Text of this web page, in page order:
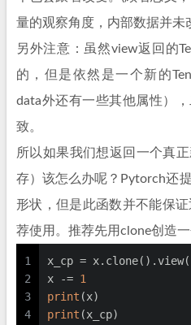
量的观察角度，内部数据并未
另外注意：虽然view返回的
的，但是依然是一个新的
data外还有一些其他属性）
致。
所以如果我们想返回一个真
存）该怎么办呢？Pytorch还
形状，但是此函数并不能保
荐使用。推荐先用clone创造
1
2
3
4
x_cp = x.clone().view(
x -= 1
print (x)
print (x_cp)